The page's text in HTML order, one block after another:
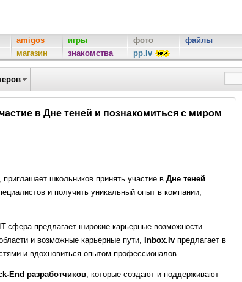
amigos
магазин
игры
знакомства
фото
pp.lv
файлы
в Дне теней и познакомиться с миром
школьников принять участие в Дне теней
и получить уникальный опыт в компании,
сфера предлагает широкие карьерные возможности.
и возможные карьерные пути,
Inbox.lv предлагает в
и вдохновиться опытом профессионалов.
End разработчиков, которые создают и поддерживают